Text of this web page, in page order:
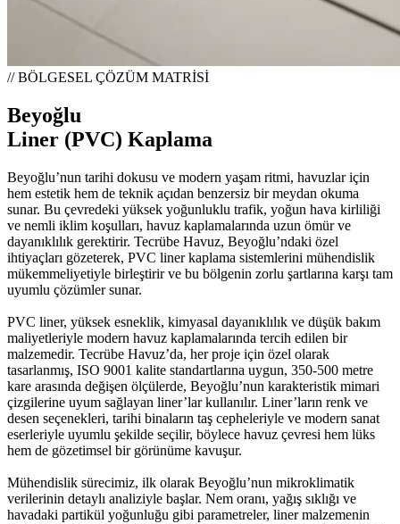
// BÖLGESEL ÇÖZÜM MATRİSİ
Beyoğlu
Liner (PVC) Kaplama
Beyoğlu’nun tarihi dokusu ve modern yaşam ritmi, havuzlar için
hem estetik hem de teknik açıdan benzersiz bir meydan okuma
sunar. Bu çevredeki yüksek yoğunluklu trafik, yoğun hava kirliliği
ve nemli iklim koşulları, havuz kaplamalarında uzun ömür ve
dayanıklılık gerektirir. Tecrübe Havuz, Beyoğlu’ndaki özel
ihtiyaçları gözeterek, PVC liner kaplama sistemlerini mühendislik
mükemmeliyetiyle birleştirir ve bu bölgenin zorlu şartlarına karşı tam
uyumlu çözümler sunar.
PVC liner, yüksek esneklik, kimyasal dayanıklılık ve düşük bakım
maliyetleriyle modern havuz kaplamalarında tercih edilen bir
malzemedir. Tecrübe Havuz’da, her proje için özel olarak
tasarlanmış, ISO 9001 kalite standartlarına uygun, 350-500 metre
kare arasında değişen ölçülerde, Beyoğlu’nun karakteristik mimari
çizgilerine uyum sağlayan liner’lar kullanılır. Liner’ların renk ve
desen seçenekleri, tarihi binaların taş cepheleriyle ve modern sanat
eserleriyle uyumlu şekilde seçilir, böylece havuz çevresi hem lüks
hem de gözetimsel bir görünüme kavuşur.
Mühendislik sürecimiz, ilk olarak Beyoğlu’nun mikroklimatik
verilerinin detaylı analiziyle başlar. Nem oranı, yağış sıklığı ve
havadaki partikül yoğunluğu gibi parametreler, liner malzemenin